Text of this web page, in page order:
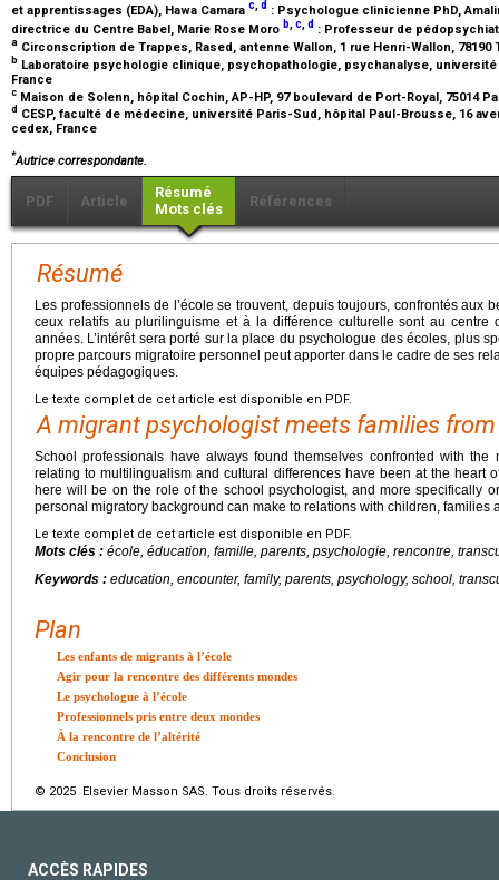
et apprentissages (EDA), Hawa Camara c d : Psychologue clinicienne PhD,
directrice du Centre Babel , Marie Rose Moro b,c,d : Professeur de
a Circonscription de Trappes, Rased, antenne Wallon, 1 rue Henri-Wallon, 78190
b Laboratoire psychologie clinique, psychopathologie, psychanalyse, université
France
c Maison de Solenn, hôpital Cochin, AP-HP, 97 boulevard de Port-Royal, 75014
d CESP, faculté de médecine, université Paris-Sud, hôpital Paul-Brousse, 16
cedex, France
*Autrice correspondante.
PDF Article
Résumé
Mots clés
Références
Résumé
Les professionnels de l’école se trouvent, depuis toujours, confrontés aux
ceux relatifs au plurilinguisme et à la différence culturelle sont au centre
années. L’intérêt sera porté sur la place du psychologue des écoles, plus
propre parcours migratoire personnel peut apporter dans le cadre de ses
équipes pédagogiques.
Le texte complet de cet article est disponible en PDF.
A migrant psychologist meets families
School professionals have always found themselves confronted with
relating to multilingualism and cultural differences have been at the heart
here will be on the role of the school psychologist, and more specifically
personal migratory background can make to relations with children, families
Le texte complet de cet article est disponible en PDF.
Mots clés : école, éducation, famille, parents, psychologie, rencontre,
Keywords : education, encounter, family, parents, psychology, school,
Plan
Les enfants de migrants à l’école
Agir pour la rencontre des différents mondes
Le psychologue à l’école
Professionnels pris entre deux mondes
À la rencontre de l’altérité
Conclusion
© 2025 Elsevier Masson SAS. Tous droits réservés.
ACCÈS RAPIDES